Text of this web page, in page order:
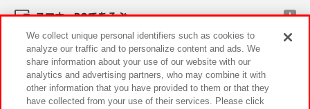
スマホ・PCであそぶ
イベント・キャンペーン
We collect unique personal identifiers such as cookies to
analyze our traffic and to personalize content and ads. We
share information about your use of our website with our
analytics and advertising partners, who may combine it with
other information that you have provided to them or that they
have collected from your use of their services. Please click